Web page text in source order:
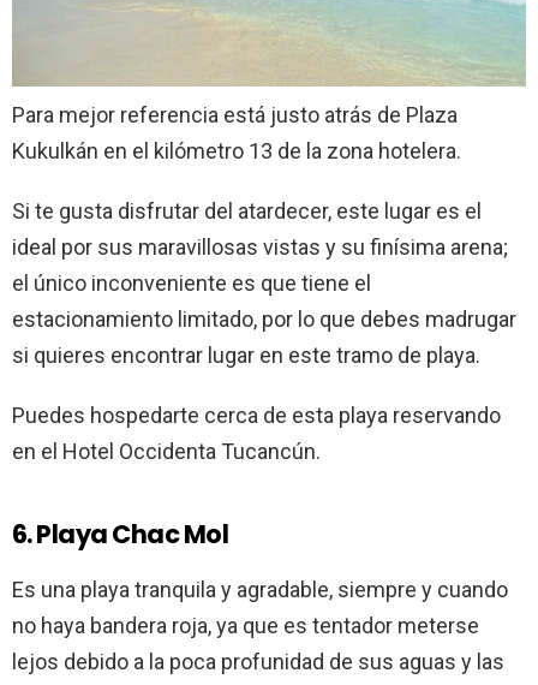
Para mejor referencia está justo atrás de Plaza
Kukulkán en el kilómetro 13 de la zona hotelera.
Si te gusta disfrutar del atardecer, este lugar es el
ideal por sus maravillosas vistas y su finísima arena;
el único inconveniente es que tiene el
estacionamiento limitado, por lo que debes madrugar
si quieres encontrar lugar en este tramo de playa.
Puedes hospedarte cerca de esta playa reservando
en el Hotel Occidenta Tucancún.
6. Playa Chac Mol
Es una playa tranquila y agradable, siempre y cuando
no haya bandera roja, ya que es tentador meterse
lejos debido a la poca profunidad de sus aguas y las